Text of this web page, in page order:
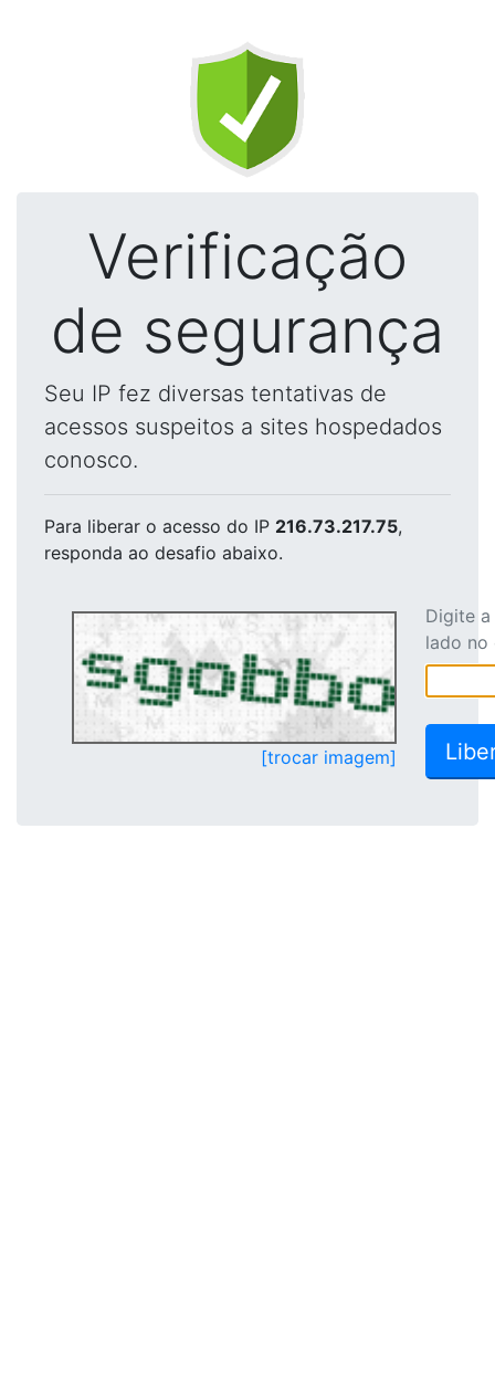
Verificação
de segurança
Seu IP fez diversas tentativas de
acessos suspeitos a sites hospedados
conosco.
Para liberar o acesso do IP 216.73.217.75,
responda ao desafio abaixo.
[trocar imagem]
Digite
lado no